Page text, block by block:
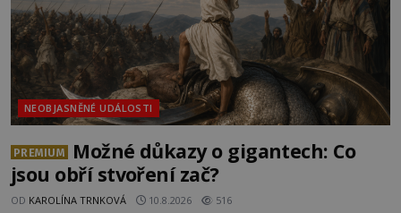
NEOBJASNĚNÉ UDÁLOSTI
PREMIUM
Možné důkazy o gigantech: Co
jsou obří stvoření zač?
OD KAROLÍNA TRNKOVÁ 10.8.2026 516